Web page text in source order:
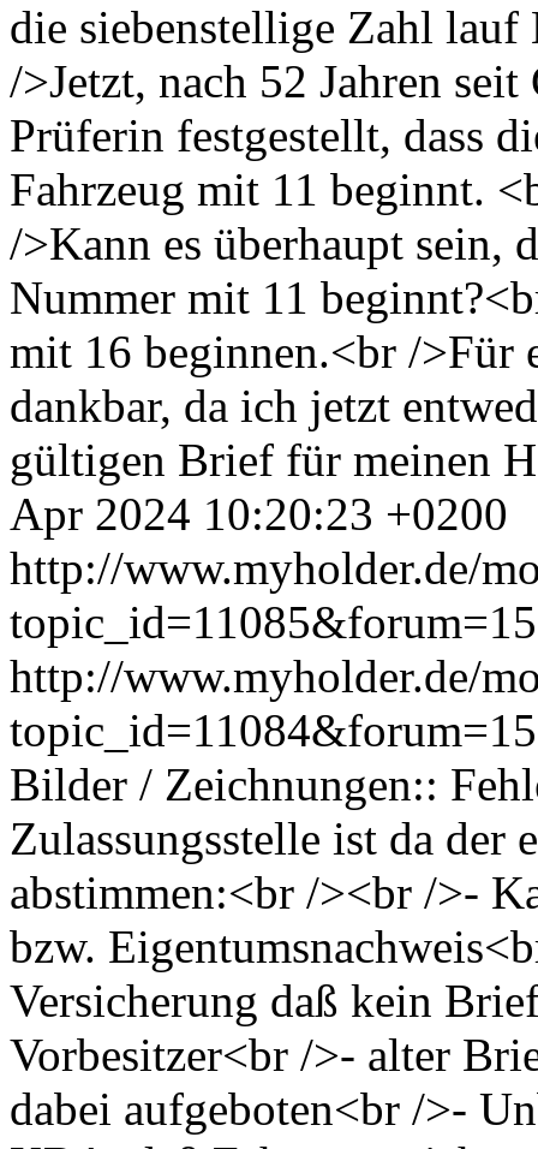
die siebenstellige Zahl
/>Jetzt, nach 52 Jahren
Prüferin festgestellt, dass
Fahrzeug mit 11 beginnt.
/>Kann es überhaupt sein,
Nummer mit 11
mit 16 beginnen.<br />Für
dankbar, da ich jetzt
gültigen Brief für meinen
Apr 2024 10:20:23 +0200
http://www.myholder.de/
topic_id=11085&forum=15
http://www.myholder.de/
Bilder / Zeichnungen::
Zulassungsstelle ist da der
abstimmen:<br /><br />-
bzw.
Versicherung daß kein
Vorbesitzer<br />- alter
dabei aufgeboten<br />-